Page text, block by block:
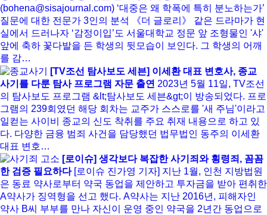
(bohena@sisajournal.com) ‘대중은 왜 학폭에 특히 분노하는가’
질문에 대한 전문가 3인의 분석 《더 글로리》 같은 드라마가 현
실에서 드러나자 ‘감정이입’도 서울대학교 정문 앞 조형물인 '샤'
앞에 축하 꽃다발을 든 학생의 뒷모습이 보인다. 그 학생의 어깨
를 감…
[TV조선 탐사보도 세븐] 이세환 대표 변호사, 종교
사기를 다룬 탐사 프로그램 자문 출연 2023년 5월 11일, TV조선
의 탐사보도 프로그램 &lt;탐사보도 세븐&gt;이 방송되었다. 프로
그램의 239회였던 해당 회차는 교주가 스스로를 '새 주님'이라고
일컫는 사이비 종교의 신도 착취를 주요 취재 내용으로 하고 있
다. 다양한 금융 범죄 사건을 담당했던 법무법인 동주의 이세환
대표 변호…
[로이슈] 생각보다 복잡한 사기죄와 횡령죄, 꼼꼼
한 검증 필요하다 [로이슈 진가영 기자] 지난 1월, 인천 지방법원
은 동료 약사로부터 약국 동업을 제안하고 투자금을 받아 편취한
A약사가 징역형을 선고 했다. A약사는 지난 2016년, 피해자인
약사 B씨 부부를 만나 자신이 운영 중인 약국을 2년간 동업으로